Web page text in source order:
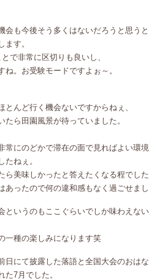
会も今後そう多くはないだろうと思う
ます。
で非常に区切りも良いし、
。お受験モードですよぉ～。
とんど行く機会ないですからねぇ、
たら田園風景が待っていました。
常にのどかで滞在の面で見ればよい環
たねぇ。
ら美味しかったと答えたくなる程でし
あったので何の違和感もなく過ごせま
というのもここぐらいでしか味わえな
一種の楽しみになります笑
日にて披露した落語と全国大会のおは
7月でした。